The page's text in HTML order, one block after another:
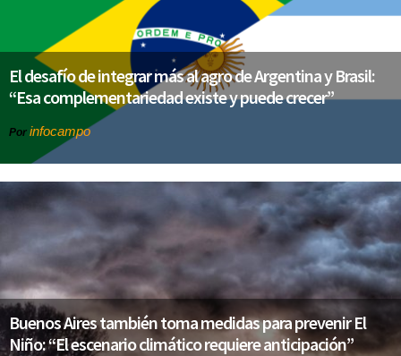
El desafío de integrar más al agro de Argentina y Brasil:
“Esa complementariedad existe y puede crecer”
Por infocampo
Buenos Aires también toma medidas para prevenir El
Niño: “El escenario climático requiere anticipación”